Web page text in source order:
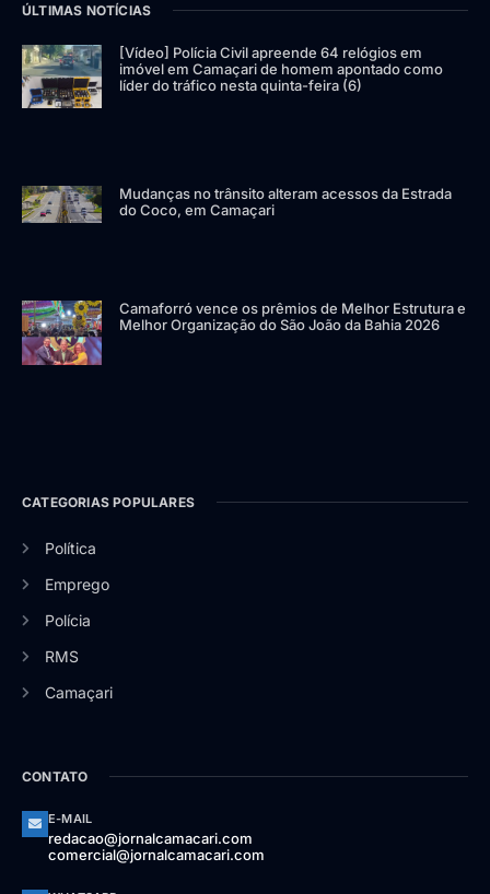
ÚLTIMAS NOTÍCIAS
[Vídeo] Polícia Civil apreende 64 relógios em
imóvel em Camaçari de homem apontado como
líder do tráfico nesta quinta-feira (6)
Mudanças no trânsito alteram acessos da Estrada
do Coco, em Camaçari
Camaforró vence os prêmios de Melhor Estrutura e
Melhor Organização do São João da Bahia 2026
CATEGORIAS POPULARES
Política
Emprego
Polícia
RMS
Camaçari
CONTATO
E-MAIL
redacao@jornalcamacari.com
comercial@jornalcamacari.com